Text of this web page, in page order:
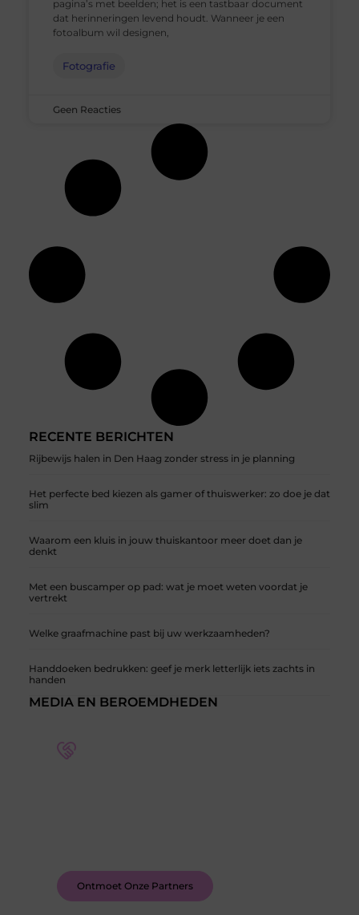
RECENTE BERICHTEN
Rijbewijs halen in Den Haag zonder stress in je planning
Het perfecte bed kiezen als gamer of thuiswerker: zo doe je dat
slim
Waarom een kluis in jouw thuiskantoor meer doet dan je
denkt
Met een buscamper op pad: wat je moet weten voordat je
vertrekt
Welke graafmachine past bij uw werkzaamheden?
Handdoeken bedrukken: geef je merk letterlijk iets zachts in
handen
MEDIA EN BEROEMDHEDEN
Ontmoet Onze Partners
pagina’s met beelden; het is een tastbaar document
dat herinneringen levend houdt. Wanneer je een
fotoalbum wil designen,
Fotografie
Geen Reacties